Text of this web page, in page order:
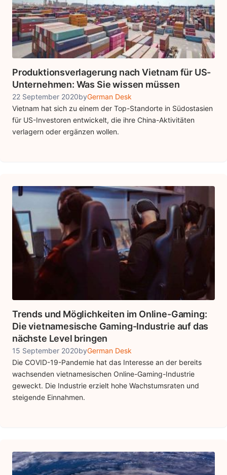
Produktionsverlagerung nach Vietnam für US-
Unternehmen: Was Sie wissen müssen
22 September 2020byGerman Desk
Vietnam hat sich zu einem der Top-Standorte in Südostasien
für US-Investoren entwickelt, die ihre China-Aktivitäten
verlagern oder ergänzen wollen.
Trends und Möglichkeiten im Online-Gaming:
Die vietnamesische Gaming-Industrie auf das
nächste Level bringen
15 September 2020byGerman Desk
Die COVID-19-Pandemie hat das Interesse an der bereits
wachsenden vietnamesischen Online-Gaming-Industrie
geweckt. Die Industrie erzielt hohe Wachstumsraten und
steigende Einnahmen.